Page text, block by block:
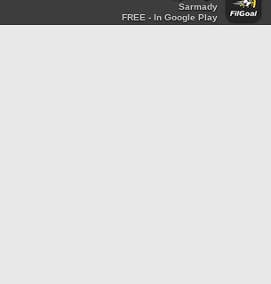
Sarmady
FREE - In Google Play